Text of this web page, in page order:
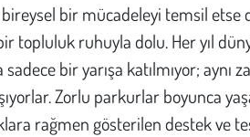
bir mücadeleyi temsil etse
topluluk ruhuyla dolu. Her yıl
bir yarışa katılmıyor;
Zorlu parkurlar boyunca
rağmen gösterilen destek ve